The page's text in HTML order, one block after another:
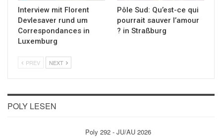
Interview mit Florent
Devlesaver rund um
Correspondances in
Luxemburg
Pôle Sud: Qu’est-ce qui
pourrait sauver l’amour
? in Straßburg
PREV NEXT
POLY LESEN
Poly 292 - JU/AU 2026